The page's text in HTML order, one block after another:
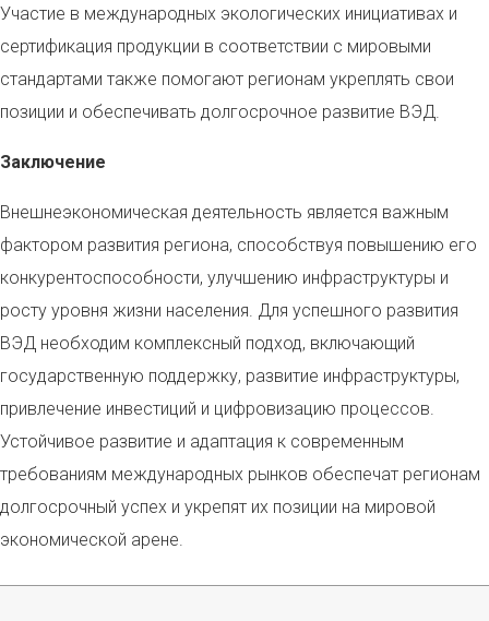
Участие в международных экологических инициативах и
сертификация продукции в соответствии с мировыми
стандартами также помогают регионам укреплять свои
позиции и обеспечивать долгосрочное развитие ВЭД.
Заключение
Внешнеэкономическая деятельность является важным
фактором развития региона, способствуя повышению его
конкурентоспособности, улучшению инфраструктуры и
росту уровня жизни населения. Для успешного развития
ВЭД необходим комплексный подход, включающий
государственную поддержку, развитие инфраструктуры,
привлечение инвестиций и цифровизацию процессов.
Устойчивое развитие и адаптация к современным
требованиям международных рынков обеспечат регионам
долгосрочный успех и укрепят их позиции на мировой
экономической арене.